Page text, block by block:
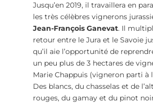
Jusqu’en 2019, il travaillera en
les très célèbres vignerons
Jean-François Ganevat. Il
retour entre le Jura et le Savoie
qu’il aie l’opportunité de
un peu plus de 3 hectares de
Marie Chappuis (vigneron parti à
Des blancs, du chasselas et de
rouges, du gamay et du pinot